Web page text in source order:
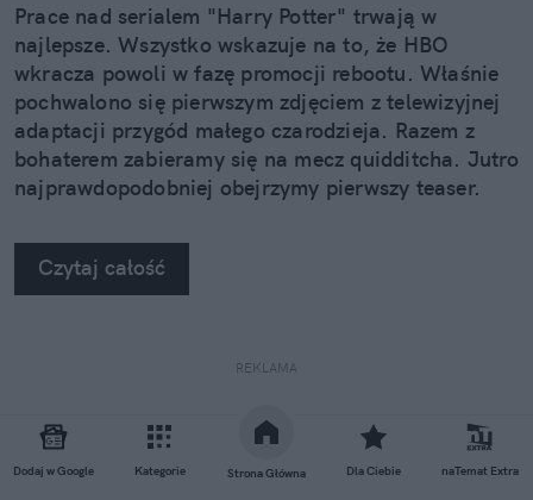
Dodaj w Google Kategorie Strona Główna Dla Ciebie naTemat Extra
Prace nad serialem "Harry Potter" trwają w
najlepsze. Wszystko wskazuje na to, że HBO
wkracza powoli w fazę promocji rebootu. Właśnie
pochwalono się pierwszym zdjęciem z telewizyjnej
adaptacji przygód małego czarodzieja. Razem z
bohaterem zabieramy się na mecz quidditcha. Jutro
najprawdopodobniej obejrzymy pierwszy teaser.
Czytaj całość
REKLAMA